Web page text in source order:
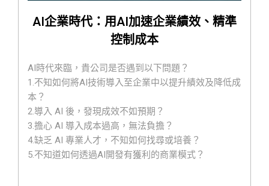
AI企業時代：用AI加速企業績效、精準
控制成本
AI時代來臨，貴公司是否遇到以下問題？
1.不知如何將AI技術導入至企業中以提升績效及降低成
本？
2.導入 AI 後，發現成效不如預期？
3.擔心 AI 導入成本過高，無法負擔？
4.缺乏 AI 專業人才，不知如何找尋或培養？
5.不知道如何透過AI開發有獲利的商業模式？